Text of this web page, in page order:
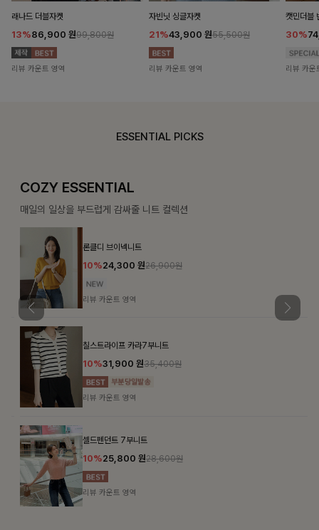
래나드 더블자켓
13%86,900 원99,800원
리뷰 카운트 영역
자빈닛 싱글자켓
21%43,900 원55,500원
리뷰 카운트 영역
캣민더블
30%
리뷰 카운
ESSENTIAL PICKS
COZY ESSENTIAL
매일의 일상을 부드럽게 감싸줄 니트 컬렉션
론클디 브이넥니트
10%24,300원 26,900원
리뷰 카운트 영역
칠스트라이프 카라7부니트
10%31,900원 35,400원
리뷰 카운트 영역
셀드펜던트 7부니트
10%25,800원 28,600원
리뷰 카운트 영역